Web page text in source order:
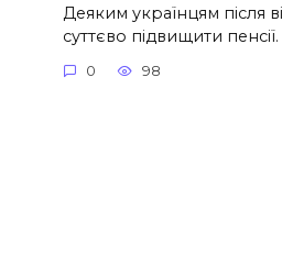
Деяким українцям після
суттєво підвищити пенсії.
0 98